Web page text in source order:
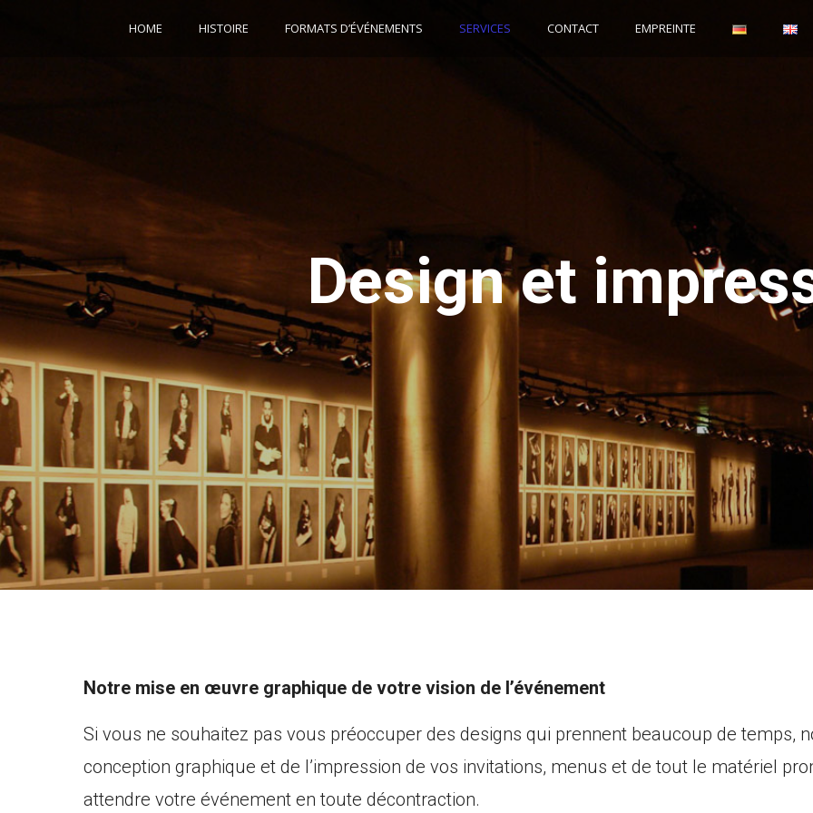
HOME HISTOIRE FORMATS D’ÉVÉNEMENTS SERVICES CONTACT EMPREINTE
Design et
Notre mise en œuvre graphique de votre vision de l’événement
Si vous ne souhaitez pas vous préoccuper des designs qui prennent beaucoup de temps,
conception graphique et de l’impression de vos invitations, menus et de tout le matériel
attendre votre événement en toute décontraction.